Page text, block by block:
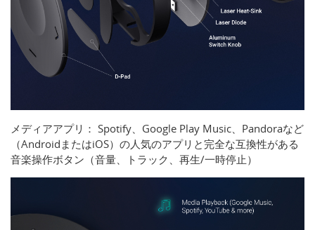
メディアアプリ： Spotify、Google Play Music、Pandoraなど
（AndroidまたはiOS）の人気のアプリと完全な互換性がある
音楽操作ボタン（音量、トラック、再生/一時停止）